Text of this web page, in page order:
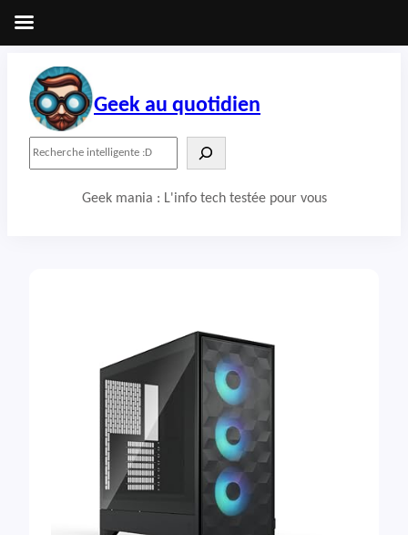
contenu
Geek au quotidien
Geek mania : L'info tech testée pour vous